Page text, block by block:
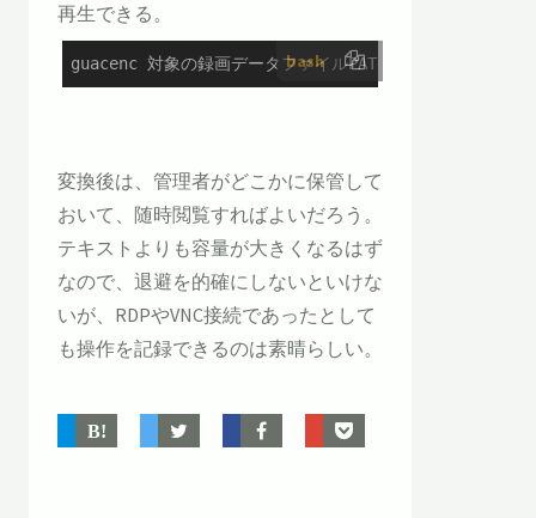
再生できる。
bash
guacenc 対象の録画データファイルPATH
変換後は、管理者がどこかに保管して
おいて、随時閲覧すればよいだろう。
テキストよりも容量が大きくなるはず
なので、退避を的確にしないといけな
いが、RDPやVNC接続であったとして
も操作を記録できるのは素晴らしい。